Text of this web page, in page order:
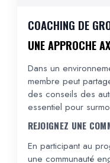
COACHING DE
UNE APPROCHE
Dans un
membre peut
des conseils des
essentiel pour
REJOIGNEZ UNE
En participant au
une communauté